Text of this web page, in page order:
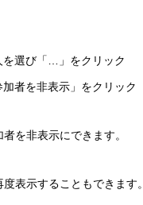
を選び「…」をクリック
者を非表示」をクリック
を非表示にできます。
表示することもできます。